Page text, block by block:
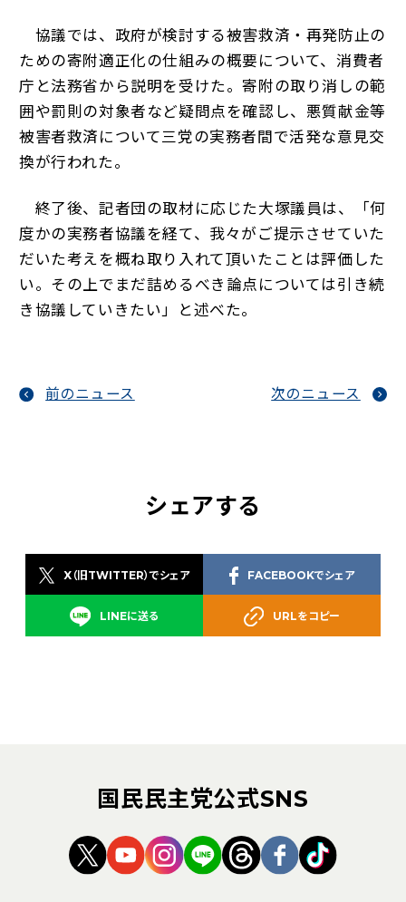
協議では、政府が検討する被害救済・再発防止の
ための寄附適正化の仕組みの概要について、消費者
庁と法務省から説明を受けた。寄附の取り消しの範
囲や罰則の対象者など疑問点を確認し、悪質献金等
被害者救済について三党の実務者間で活発な意見交
換が行われた。
終了後、記者団の取材に応じた大塚議員は、「何
度かの実務者協議を経て、我々がご提示させていた
だいた考えを概ね取り入れて頂いたことは評価した
い。その上でまだ詰めるべき論点については引き続
き協議していきたい」と述べた。
前のニュース 次のニュース
シェアする
X（旧TWITTER）でシェア
LINEに送る
FACEBOOKでシェア
URLをコピー
国民民主党公式SNS
（新しいタブで開く）
（新しいタブで開く）
（新しいタブで開く）
（新しいタブで開く）
（新しいタブで開
（新しいタブ
（新しい